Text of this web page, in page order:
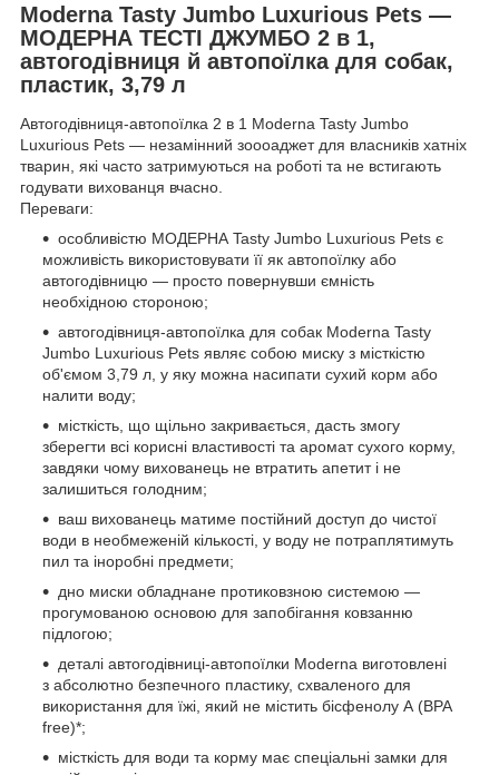
Moderna Tasty Jumbo Luxurious Pets —
МОДЕРНА ТЕСТІ ДЖУМБО 2 в 1,
автогодівниця й автопоїлка для собак,
пластик, 3,79 л
Автогодівниця-автопоїлка 2 в 1 Moderna Tasty Jumbo
Luxurious Pets — незамінний зоооаджет для власників хатніх
тварин, які часто затримуються на роботі та не встигають
годувати вихованця вчасно.
Переваги:
особливістю МОДЕРНА Tasty Jumbo Luxurious Pets є
можливість використовувати її як автопоїлку або
автогодівницю — просто повернувши ємність
необхідною стороною;
автогодівниця-автопоїлка для собак Moderna Tasty
Jumbo Luxurious Pets являє собою миску з місткістю
об'ємом 3,79 л, у яку можна насипати сухий корм або
налити воду;
місткість, що щільно закривається, дасть змогу
зберегти всі корисні властивості та аромат сухого корму,
завдяки чому вихованець не втратить апетит і не
залишиться голодним;
ваш вихованець матиме постійний доступ до чистої
води в необмеженій кількості, у воду не потраплятимуть
пил та іноробні предмети;
дно миски обладнане протиковзною системою —
прогумованою основою для запобігання ковзанню
підлогою;
деталі автогодівниці-автопоїлки Moderna виготовлені
з абсолютно безпечного пластику, схваленого для
використання для їжі, який не містить бісфенолу А (BPA
free)*;
місткість для води та корму має спеціальні замки для